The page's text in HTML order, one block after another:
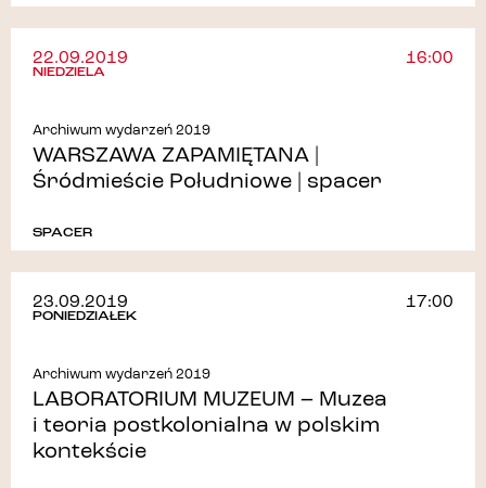
22.09.2019
NIEDZIELA
16:00
Archiwum wydarzeń 2019
WARSZAWA ZAPAMIĘTANA |
Śródmieście Południowe | spacer
SPACER
23.09.2019
PONIEDZIAŁEK
17:00
Archiwum wydarzeń 2019
LABORATORIUM MUZEUM – Muzea
i teoria postkolonialna w polskim
kontekście